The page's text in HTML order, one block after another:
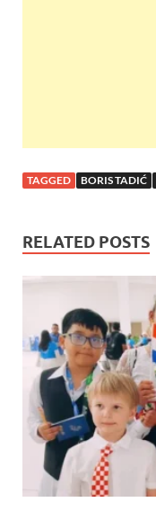
TAGGED BORIS TADIĆ
RELATED POSTS